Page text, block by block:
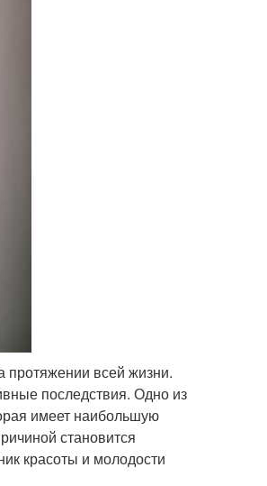
протяжении всей жизни.
последствия. Одно из
имеет наибольшую
становится
красоты и молодости